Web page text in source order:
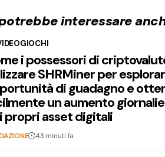
interessare
i possessori di
SHRMiner per
di guadagno e
un aumento
propri asset digitali
43 minuti fa